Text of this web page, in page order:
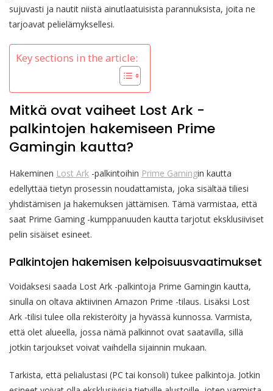
sujuvasti ja nautit niistä ainutlaatuisista parannuksista, joita ne
tarjoavat pelielämyksellesi.
Key sections in the article:
Mitkä ovat vaiheet Lost Ark -
palkintojen hakemiseen Prime
Gamingin kautta?
Hakeminen Lost Ark -palkintoihin Prime Gamingin kautta
edellyttää tietyn prosessin noudattamista, joka sisältää tiliesi
yhdistämisen ja hakemuksen jättämisen. Tämä varmistaa, että
saat Prime Gaming -kumppanuuden kautta tarjotut eksklusiiviset
pelin sisäiset esineet.
Palkintojen hakemisen kelpoisuusvaatimukset
Voidaksesi saada Lost Ark -palkintoja Prime Gamingin kautta,
sinulla on oltava aktiivinen Amazon Prime -tilaus. Lisäksi Lost
Ark -tilisi tulee olla rekisteröity ja hyvässä kunnossa. Varmista,
että olet alueella, jossa nämä palkinnot ovat saatavilla, sillä
jotkin tarjoukset voivat vaihdella sijainnin mukaan.
Tarkista, että pelialustasi (PC tai konsoli) tukee palkintoja. Jotkin